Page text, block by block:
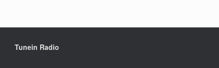
Tunein Radio